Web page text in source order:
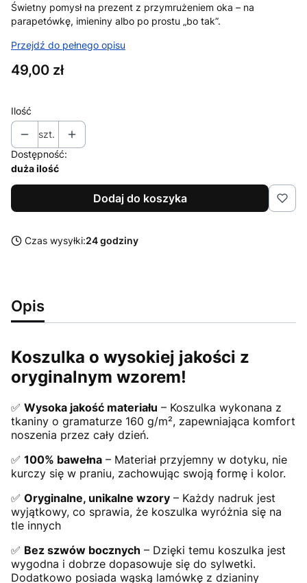
Świetny pomysł na prezent z przymrużeniem oka – na
parapetówkę, imieniny albo po prostu „bo tak”.
Przejdź do pełnego opisu
Cena
49,00 zł
Ilość
szt.
Dostępność:
duża ilość
Dodaj do koszyka
Czas wysyłki:24 godziny
Opis
Koszulka o wysokiej jakości z
oryginalnym wzorem!
✅ Wysoka jakość materiału – Koszulka wykonana z
tkaniny o gramaturze 160 g/m², zapewniająca komfort
noszenia przez cały dzień.
✅ 100% bawełna – Materiał przyjemny w dotyku, nie
kurczy się w praniu, zachowując swoją formę i kolor.
✅ Oryginalne, unikalne wzory – Każdy nadruk jest
wyjątkowy, co sprawia, że koszulka wyróżnia się na
tle innych
✅ Bez szwów bocznych – Dzięki temu koszulka jest
wygodna i dobrze dopasowuje się do sylwetki.
Dodatkowo posiada wąską lamówkę z dzianiny